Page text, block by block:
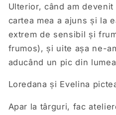
Ulterior, când am
cartea mea a ajuns și la
extrem de sensibil și
frumos), și uite așa ne-
aducând un pic din
Loredana și Evelina
Apar la târguri, fac